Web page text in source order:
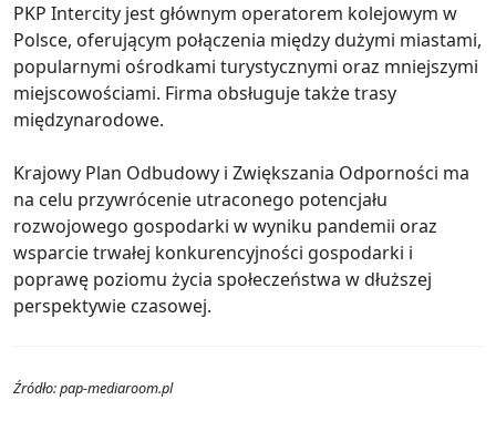
PKP Intercity jest głównym operatorem kolejowym w
Polsce, oferującym połączenia między dużymi miastami,
popularnymi ośrodkami turystycznymi oraz mniejszymi
miejscowościami. Firma obsługuje także trasy
międzynarodowe.
Krajowy Plan Odbudowy i Zwiększania Odporności ma
na celu przywrócenie utraconego potencjału
rozwojowego gospodarki w wyniku pandemii oraz
wsparcie trwałej konkurencyjności gospodarki i
poprawę poziomu życia społeczeństwa w dłuższej
perspektywie czasowej.
Źródło: pap-mediaroom.pl